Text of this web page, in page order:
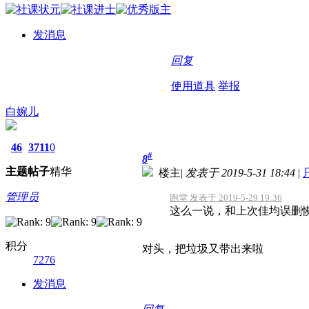
发消息
回复
使用道具 举报
白婉儿
46
主题
3711
帖子
0
精华
管理员
积分
7276
发消息
8#
楼主| 发表于 2019-5-31 18:44 |
跑堂 发表于 2019-5-29 19:36
这么一说，和上次佳均误删
对头，把垃圾又带出来啦